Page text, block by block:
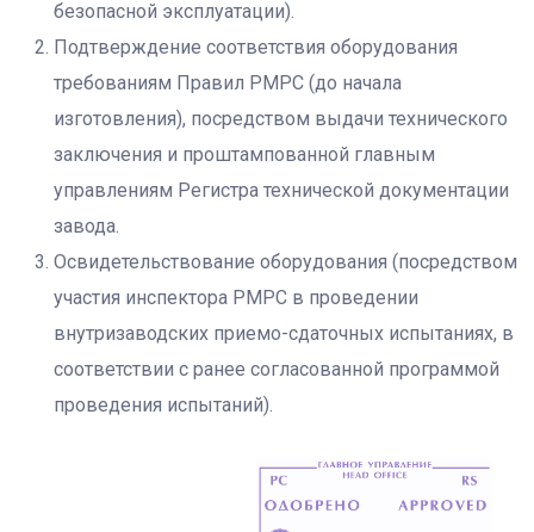
безопасной эксплуатации).
Подтверждение соответствия оборудования
требованиям Правил РМРС (до начала
изготовления), посредством выдачи технического
заключения и проштампованной главным
управлениям Регистра технической документации
завода.
Освидетельствование оборудования (посредством
участия инспектора РМРС в проведении
внутризаводских приемо-сдаточных испытаниях, в
соответствии с ранее согласованной программой
проведения испытаний).